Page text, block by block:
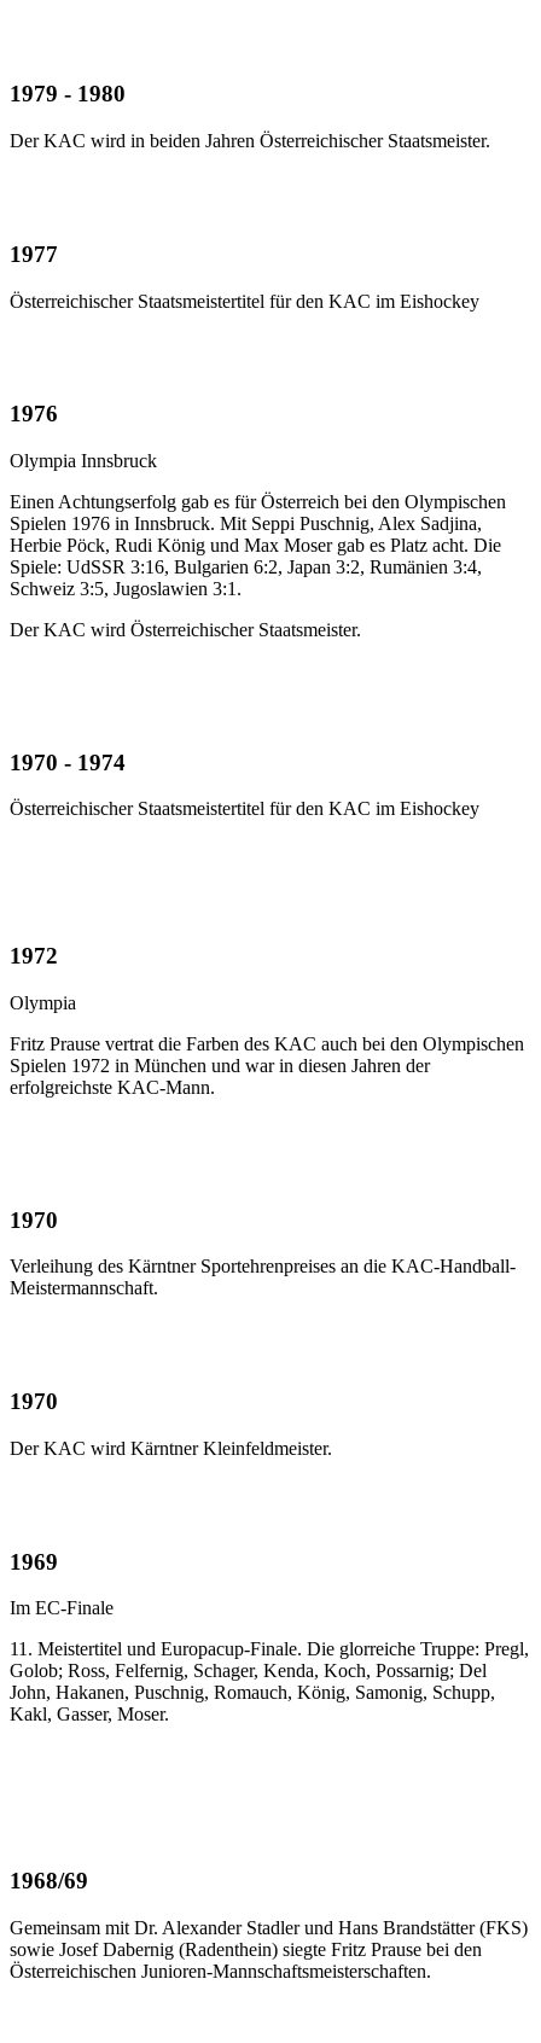
1979 - 1980
Der KAC wird in beiden Jahren Österreichischer Staatsmeister.
1977
Österreichischer Staatsmeistertitel für den KAC im Eishockey
1976
Olympia Innsbruck
Einen Achtungserfolg gab es für Österreich bei den Olympischen
Spielen 1976 in Innsbruck. Mit Seppi Puschnig, Alex Sadjina,
Herbie Pöck, Rudi König und Max Moser gab es Platz acht. Die
Spiele: UdSSR 3:16, Bulgarien 6:2, Japan 3:2, Rumänien 3:4,
Schweiz 3:5, Jugoslawien 3:1.
Der KAC wird Österreichischer Staatsmeister.
1970 - 1974
Österreichischer Staatsmeistertitel für den KAC im Eishockey
1972
Olympia
Fritz Prause vertrat die Farben des KAC auch bei den Olympischen
Spielen 1972 in München und war in diesen Jahren der
erfolgreichste KAC-Mann.
1970
Verleihung des Kärntner Sportehrenpreises an die KAC-Handball-
Meistermannschaft.
1970
Der KAC wird Kärntner Kleinfeldmeister.
1969
Im EC-Finale
11. Meistertitel und Europacup-Finale. Die glorreiche Truppe: Pregl,
Golob; Ross, Felfernig, Schager, Kenda, Koch, Possarnig; Del
John, Hakanen, Puschnig, Romauch, König, Samonig, Schupp,
Kakl, Gasser, Moser.
1968/69
Gemeinsam mit Dr. Alexander Stadler und Hans Brandstätter (FKS)
sowie Josef Dabernig (Radenthein) siegte Fritz Prause bei den
Österreichischen Junioren-Mannschaftsmeisterschaften.